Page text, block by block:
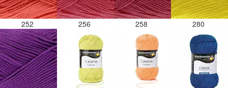
252 256 258 280